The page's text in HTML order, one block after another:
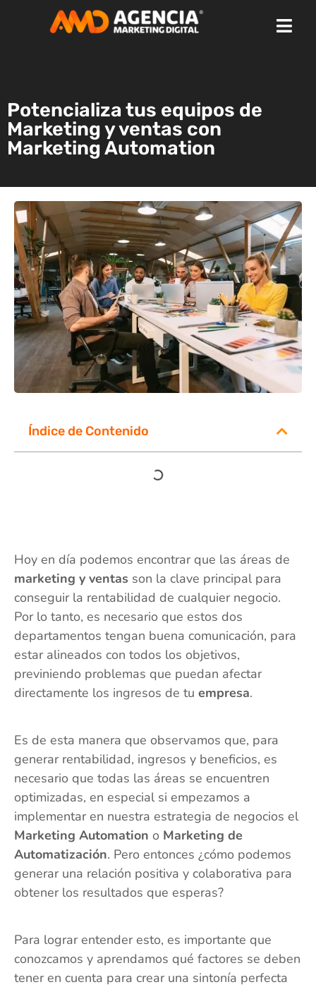
Potencializa tus equipos de
Marketing y ventas con
Marketing Automation
Índice de Contenido
Hoy en día podemos encontrar que las áreas de
marketing y ventas son la clave principal para
conseguir la rentabilidad de cualquier negocio.
Por lo tanto, es necesario que estos dos
departamentos tengan buena comunicación, para
estar alineados con todos los objetivos,
previniendo problemas que puedan afectar
directamente los ingresos de tu empresa.
Es de esta manera que observamos que, para
generar rentabilidad, ingresos y beneficios, es
necesario que todas las áreas se encuentren
optimizadas, en especial si empezamos a
implementar en nuestra estrategia de negocios el
Marketing Automation o Marketing de
Automatización. Pero entonces ¿cómo podemos
generar una relación positiva y colaborativa para
obtener los resultados que esperas?
Para lograr entender esto, es importante que
conozcamos y aprendamos qué factores se deben
tener en cuenta para crear una sintonía perfecta